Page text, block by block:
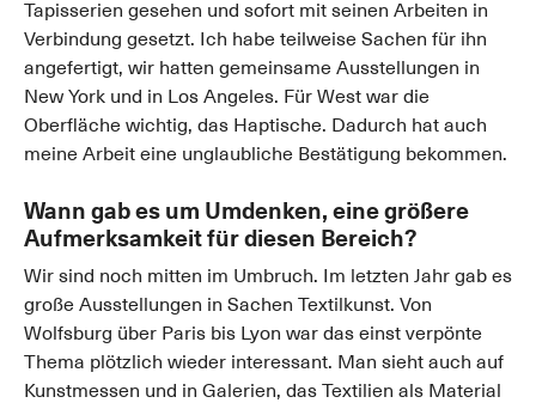
Tapisserien gesehen und sofort mit seinen Arbeiten in
Verbindung gesetzt. Ich habe teilweise Sachen für ihn
angefertigt, wir hatten gemeinsame Ausstellungen in
New York und in Los Angeles. Für West war die
Oberfläche wichtig, das Haptische. Dadurch hat auch
meine Arbeit eine unglaubliche Bestätigung bekommen.
Wann gab es um Umdenken, eine größere
Aufmerksamkeit für diesen Bereich?
Wir sind noch mitten im Umbruch. Im letzten Jahr gab es
große Ausstellungen in Sachen Textilkunst. Von
Wolfsburg über Paris bis Lyon war das einst verpönte
Thema plötzlich wieder interessant. Man sieht auch auf
Kunstmessen und in Galerien, das Textilien als Material